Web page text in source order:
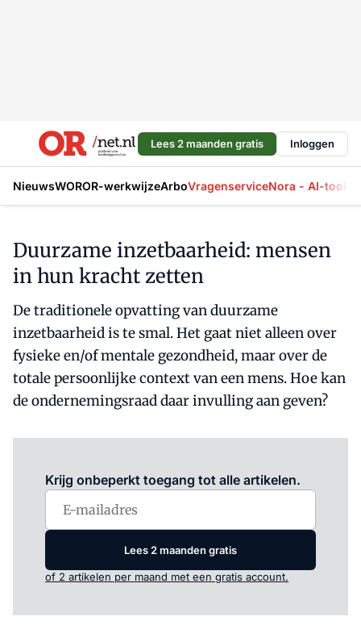
Lees 2 maanden gratis Inloggen
NieuwsWOROR-werkwijzeArboVragenserviceNora - AI-tool
Duurzame inzetbaarheid: mensen
in hun kracht zetten
De traditionele opvatting van duurzame
inzetbaarheid is te smal. Het gaat niet alleen over
fysieke en/of mentale gezondheid, maar over de
totale persoonlijke context van een mens. Hoe kan
de ondernemingsraad daar invulling aan geven?
Krijg onbeperkt toegang tot alle artikelen.
Lees 2 maanden gratis
of 2 artikelen per maand met een gratis account.